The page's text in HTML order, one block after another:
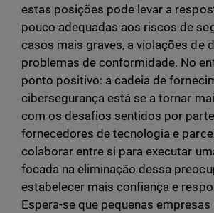
estas posições pode levar a
pouco adequadas aos riscos de
casos mais graves, a violações de
problemas de conformidade. No
ponto positivo: a cadeia de
cibersegurança está se a tornar
com os desafios sentidos por
fornecedores de tecnologia e
colaborar entre si para executar
focada na eliminação dessa
estabelecer mais confiança e
Espera-se que pequenas